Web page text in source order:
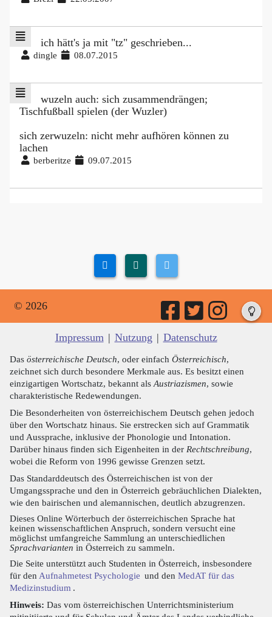
ich hätt's ja mit "tz" geschrieben...
dingle 08.07.2015
wuzeln auch: sich zusammendrängen;
Tischfußball spielen (der Wuzler)
sich zerwuzeln: nicht mehr aufhören können zu
lachen
berberitze 09.07.2015
© 2026
Impressum | Nutzung | Datenschutz
Das österreichische Deutsch, oder einfach Österreichisch,
zeichnet sich durch besondere Merkmale aus. Es besitzt einen
einzigartigen Wortschatz, bekannt als Austriazismen, sowie
charakteristische Redewendungen.
Die Besonderheiten von österreichischem Deutsch gehen jedoch
über den Wortschatz hinaus. Sie erstrecken sich auf Grammatik
und Aussprache, inklusive der Phonologie und Intonation.
Darüber hinaus finden sich Eigenheiten in der Rechtschreibung,
wobei die Reform von 1996 gewisse Grenzen setzt.
Das Standarddeutsch des Österreichischen ist von der
Umgangssprache und den in Österreich gebräuchlichen Dialekten,
wie den bairischen und alemannischen, deutlich abzugrenzen.
Dieses Online Wörterbuch der österreichischen Sprache hat
keinen wissenschaftlichen Anspruch, sondern versucht eine
möglichst umfangreiche Sammlung an unterschiedlichen
Sprachvarianten in Österreich zu sammeln.
Die Seite unterstützt auch Studenten in Österreich, insbesondere
für den Aufnahmetest Psychologie und den MedAT für das
Medizinstudium .
Hinweis: Das vom österreichischen Unterrichtsministerium